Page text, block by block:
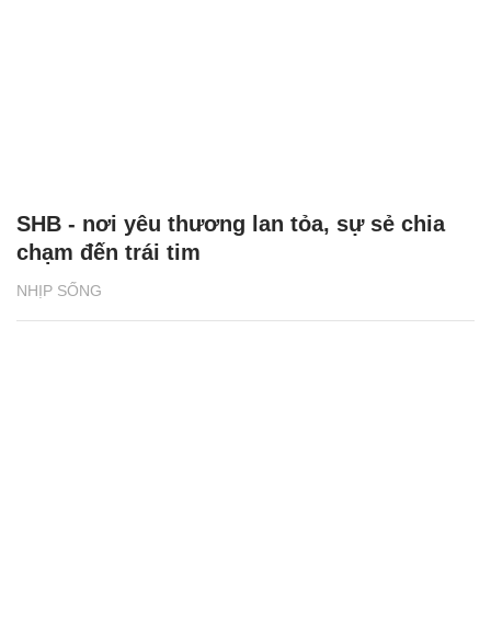
NHỊP SỐNG
SHB - nơi yêu thương lan tỏa, sự sẻ chia
chạm đến trái tim